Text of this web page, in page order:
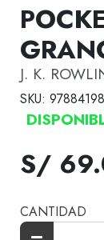
J. K.
SKU:
S/
CANTIDAD